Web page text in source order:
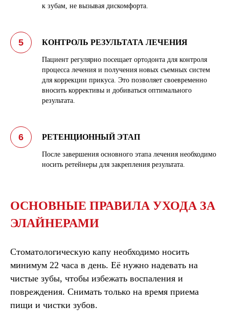
к зубам, не вызывая дискомфорта.
КОНТРОЛЬ РЕЗУЛЬТАТА ЛЕЧЕНИЯ
Пациент регулярно посещает ортодонта для контроля
процесса лечения и получения новых съемных систем
для коррекции прикуса. Это позволяет своевременно
вносить коррективы и добиваться оптимального
результата.
РЕТЕНЦИОННЫЙ ЭТАП
После завершения основного этапа лечения необходимо
носить ретейнеры для закрепления результата.
ОСНОВНЫЕ ПРАВИЛА УХОДА ЗА
ЭЛАЙНЕРАМИ
Стоматологическую капу необходимо носить
минимум 22 часа в день. Её нужно надевать на
чистые зубы, чтобы избежать воспаления и
повреждения. Снимать только на время приема
пищи и чистки зубов.